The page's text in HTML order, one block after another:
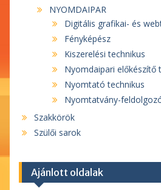
NYOMDAIPAR
Digitális grafikai- és
Fényképész
Kiszerelési technikus
Nyomdaipari előkészítő
Nyomtató technikus
Nyomtatvány-
Szakkörök
Szülői sarok
Ajánlott oldalak